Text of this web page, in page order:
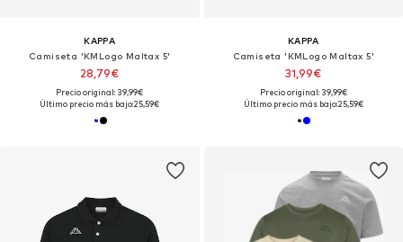
KAPPA
Camiseta 'KMLogo Maltax 5'
28,79€
Precio original: 39,99€
Último precio más bajo:25,59€
KAPPA
Camiseta 'KMLogo Maltax 5'
31,99€
Precio original: 39,99€
Último precio más bajo:25,59€